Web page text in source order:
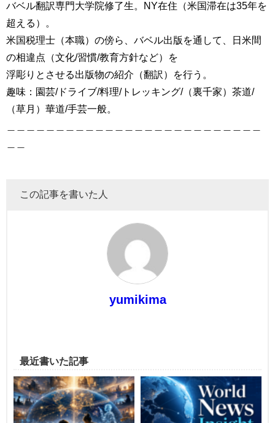
バベル翻訳専門大学院修了生。NY在住（米国滞在は35年を
超える）。
米国税理士（本職）の傍ら、バベル出版を通して、日米間
の相違点（文化/習慣/教育方針など）を
浮彫りとさせる出版物の紹介（翻訳）を行う。
趣味：園芸/ドライブ/料理/トレッキング/（裏千家）茶道/
（草月）華道/手芸一般。
この記事を書いた人
yumikima
最近書いた記事